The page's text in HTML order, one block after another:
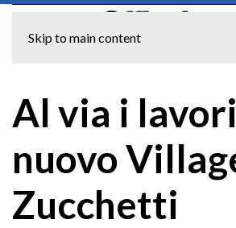
Skip to main content
Al via i
nuovo
Zucchetti